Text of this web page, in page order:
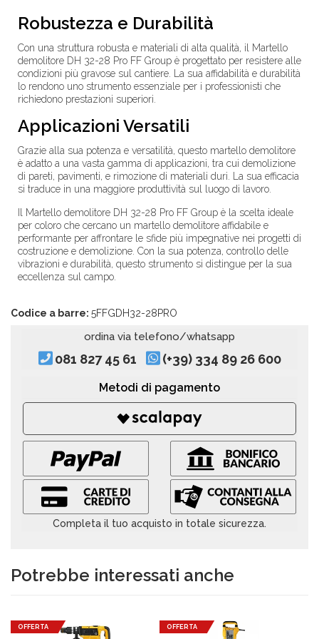
Robustezza e Durabilità
Con una struttura robusta e materiali di alta qualità, il Martello
demolitore DH 32-28 Pro FF Group è progettato per resistere alle
condizioni più gravose sul cantiere. La sua affidabilità e durabilità
lo rendono uno strumento essenziale per i professionisti che
richiedono prestazioni superiori.
Applicazioni Versatili
Grazie alla sua potenza e versatilità, questo martello demolitore
è adatto a una vasta gamma di applicazioni, tra cui demolizione
di pareti, pavimenti, e rimozione di materiali duri. La sua efficacia
si traduce in una maggiore produttività sul luogo di lavoro.
Il Martello demolitore DH 32-28 Pro FF Group è la scelta ideale
per coloro che cercano un martello demolitore affidabile e
performante per affrontare le sfide più impegnative nei progetti di
costruzione e demolizione. Con la sua potenza, controllo delle
vibrazioni e durabilità, questo strumento si distingue per la sua
eccellenza sul campo.
Codice a barre: 5FFGDH32-28PRO
ordina via telefono/whatsapp
081 827 45 61 (+39) 334 89 26 600
Metodi di pagamento
Completa il tuo acquisto in totale sicurezza.
Potrebbe interessati anche
OFFERTA OFFERTA